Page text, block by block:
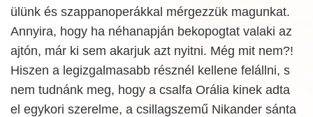
ülünk és szappanoperákkal mérgezzük magunkat.
Annyira, hogy ha néhanapján bekopogtat valaki az
ajtón, már ki sem akarjuk azt nyitni. Még mit nem?!
Hiszen a legizgalmasabb résznél kellene felállni, s
nem tudnánk meg, hogy a csalfa Orália kinek adta
el egykori szerelme, a csillagszemű Nikander sánta